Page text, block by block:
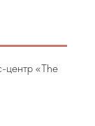
центр «The